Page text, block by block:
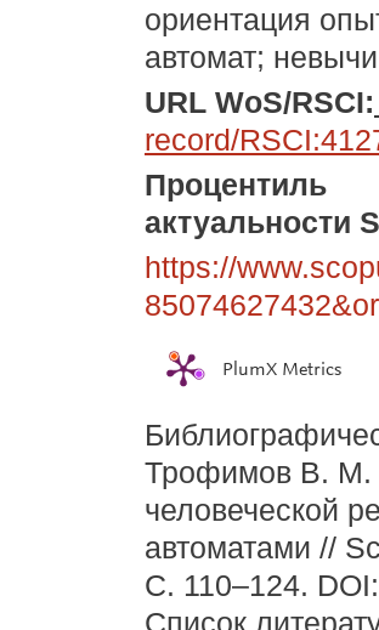
ориентация
автомат;
URL WoS/RSCI:
record/
Процентиль
актуальности
https://
PlumX Metrics
Трофимов В. М.
человеческой
автоматами //
С. 110–124.
Список